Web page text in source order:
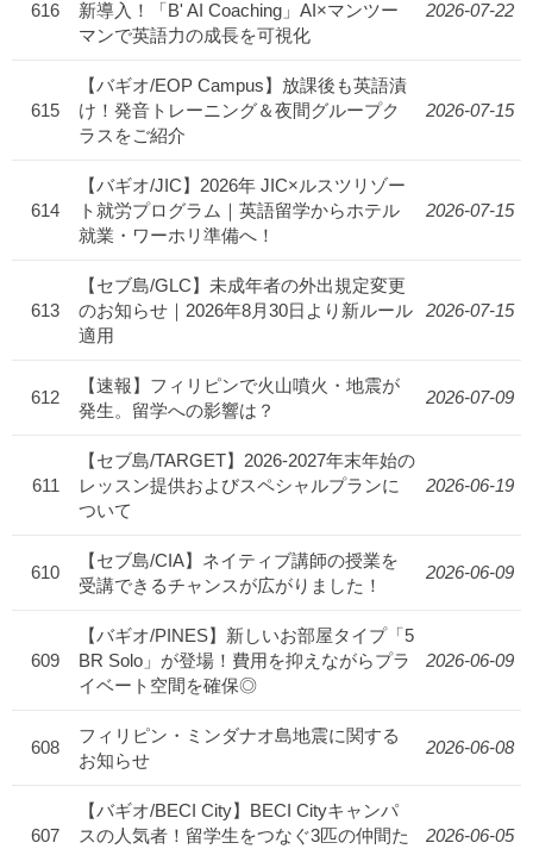
616
新導入！「B' AI Coaching」AI×マンツー
マンで英語力の成長を可視化
2026-07-22
615
【バギオ/EOP Campus】放課後も英語漬
け！発音トレーニング＆夜間グループク
ラスをご紹介
2026-07-15
614
【バギオ/JIC】2026年 JIC×ルスツリゾー
ト就労プログラム｜英語留学からホテル
就業・ワーホリ準備へ！
2026-07-15
613
【セブ島/GLC】未成年者の外出規定変更
のお知らせ｜2026年8月30日より新ルール
適用
2026-07-15
612
【速報】フィリピンで火山噴火・地震が
発生。留学への影響は？
2026-07-09
611
【セブ島/TARGET】2026-2027年末年始の
レッスン提供およびスペシャルプランに
ついて
2026-06-19
610
【セブ島/CIA】ネイティブ講師の授業を
受講できるチャンスが広がりました！
2026-06-09
609
【バギオ/PINES】新しいお部屋タイプ「5
BR Solo」が登場！費用を抑えながらプラ
イベート空間を確保◎
2026-06-09
608
フィリピン・ミンダナオ島地震に関する
お知らせ
2026-06-08
607
【バギオ/BECI City】BECI Cityキャンパ
スの人気者！留学生をつなぐ3匹の仲間た
2026-06-05